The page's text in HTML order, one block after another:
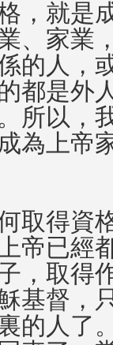
，就是
、家業
的人，
都是外
所以，
為上帝
取得資
帝已經
，取得
基督，
的人了